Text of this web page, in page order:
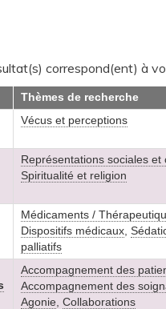
correspond(ent) à
Thèmes de recherche
Vécus et perceptions
Représentations sociales et
Spiritualité et religion
Médicaments /
Dispositifs médicaux
palliatifs
Accompagnement des
Accompagnement des
Agonie Collaborations